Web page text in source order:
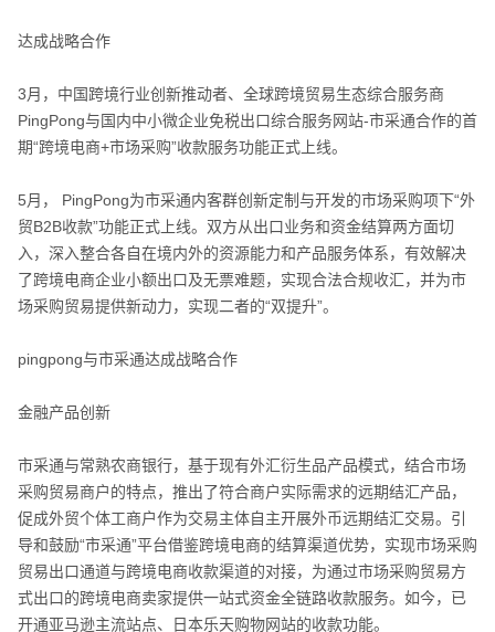
达成战略合作
3月，中国跨境行业创新推动者、全球跨境贸易生态综合服务商
PingPong与国内中小微企业免税出口综合服务网站-市采通合作的首
期“跨境电商+市场采购”收款服务功能正式上线。
5月， PingPong为市采通内客群创新定制与开发的市场采购项下“外
贸B2B收款”功能正式上线。双方从出口业务和资金结算两方面切
入，深入整合各自在境内外的资源能力和产品服务体系，有效解决
了跨境电商企业小额出口及无票难题，实现合法合规收汇，并为市
场采购贸易提供新动力，实现二者的“双提升”。
pingpong与市采通达成战略合作
金融产品创新
市采通与常熟农商银行，基于现有外汇衍生品产品模式，结合市场
采购贸易商户的特点，推出了符合商户实际需求的远期结汇产品，
促成外贸个体工商户作为交易主体自主开展外币远期结汇交易。引
导和鼓励“市采通”平台借鉴跨境电商的结算渠道优势，实现市场采购
贸易出口通道与跨境电商收款渠道的对接，为通过市场采购贸易方
式出口的跨境电商卖家提供一站式资金全链路收款服务。如今，已
开通亚马逊主流站点、日本乐天购物网站的收款功能。